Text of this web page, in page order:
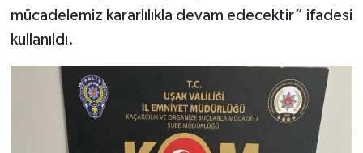
mücadelemiz kararlılıkla devam edecektir” ifadesi
kullanıldı.